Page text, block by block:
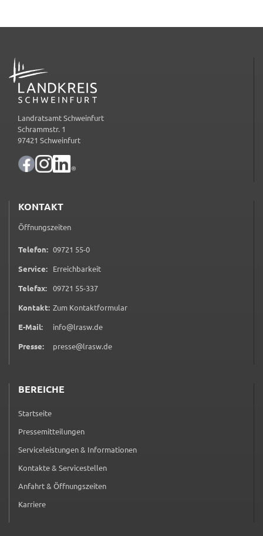
ADRESSE
Landratsamt Schweinfurt
Schrammstr. 1
97421 Schweinfurt
KONTAKT
Öffnungszeiten
Telefon: 09721 55-00 9 7 2 1 5 5 0
Service: Erreichbarkeit
Telefax: 09721 55-3370 9 7 2 1 5 5 3 3 7
Kontakt: Zum Kontaktformular(öffnet in neuem Tab)
E-Mail:
info@lrasw.de
Presse:
presse@lrasw.de
BEREICHE
Startseite
Pressemitteilungen
Serviceleistungen & Informationen
Kontakte & Servicestellen
Anfahrt & Öffnungszeiten
Karriere
YouTube
YouTube
Zweck:
Einwilligung erweiterter Datenschutzmodus
Youtube Videos
Google Maps
Name:
Google Maps
Anzeige Google Kartendienst
BayernAtlas
Landesamt für Digitalisierung, Breitband und
Vermessung
Zweck:
WEBANALYSE